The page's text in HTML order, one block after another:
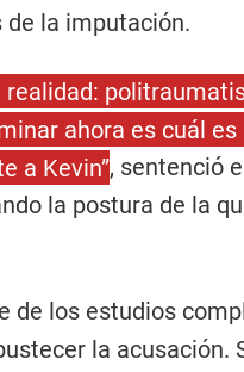
la imputación.
realidad:
ahora es cuál
a Kevin”, sentenció
la postura de la
de los estudios
la acusación.